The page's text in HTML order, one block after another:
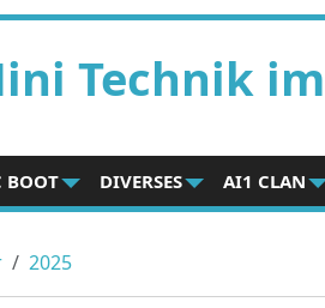
Technik
BOOT DIVERSES AI1 CLAN
2025